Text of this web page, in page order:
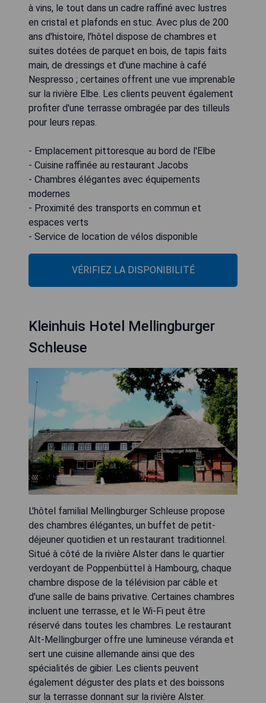
à vins, le tout dans un cadre raffiné avec lustres
en cristal et plafonds en stuc. Avec plus de 200
ans d'histoire, l'hôtel dispose de chambres et
suites dotées de parquet en bois, de tapis faits
main, de dressings et d'une machine à café
Nespresso ; certaines offrent une vue imprenable
sur la rivière Elbe. Les clients peuvent également
profiter d'une terrasse ombragée par des tilleuls
pour leurs repas.
- Emplacement pittoresque au bord de l'Elbe
- Cuisine raffinée au restaurant Jacobs
- Chambres élégantes avec équipements
modernes
- Proximité des transports en commun et
espaces verts
- Service de location de vélos disponible
VÉRIFIEZ LA DISPONIBILITÉ
Kleinhuis Hotel Mellingburger
Schleuse
L'hôtel familial Mellingburger Schleuse propose
des chambres élégantes, un buffet de petit-
déjeuner quotidien et un restaurant traditionnel.
Situé à côté de la rivière Alster dans le quartier
verdoyant de Poppenbüttel à Hambourg, chaque
chambre dispose de la télévision par câble et
d'une salle de bains privative. Certaines chambres
incluent une terrasse, et le Wi-Fi peut être
réservé dans toutes les chambres. Le restaurant
Alt-Mellingburger offre une lumineuse véranda et
sert une cuisine allemande ainsi que des
spécialités de gibier. Les clients peuvent
également déguster des plats et des boissons
sur la terrasse donnant sur la rivière Alster.